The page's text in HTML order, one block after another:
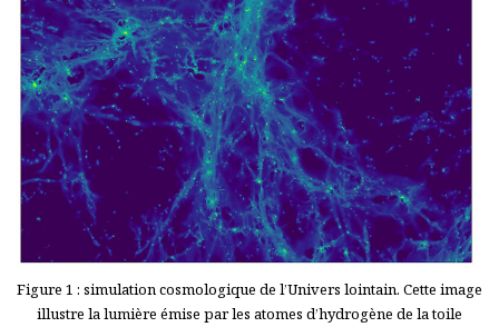
Figure 1 : simulation cosmologique de l’Univers lointain. Cette image
illustre la lumière émise par les atomes d’hydrogène de la toile